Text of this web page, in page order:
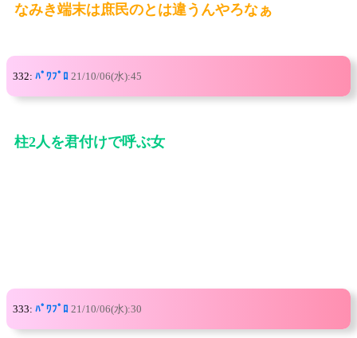
なみき端末は庶民のとは違うんやろなぁ
332: ﾊﾟﾜﾌﾟﾛ 21/10/06(水):45
柱2人を君付けで呼ぶ女
333: ﾊﾟﾜﾌﾟﾛ 21/10/06(水):30